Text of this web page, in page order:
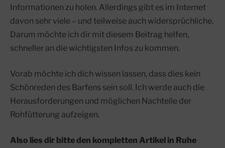
Informationen zu holen. Allerdings gibt es im Internet
davon sehr viele – und teilweise auch widersprüchliche.
Darum möchte ich dir mit diesem Beitrag helfen,
schneller an die wichtigsten Infos zu kommen.
Vorab möchte ich dich wissen lassen, dass dies kein
Schönreden des Barfens sein soll. Ich werde auch die
Herausforderungen und möglichen Nachteile der
Rohfütterung aufzeigen.
Also lies dir bitte den kompletten Artikel in Ruhe